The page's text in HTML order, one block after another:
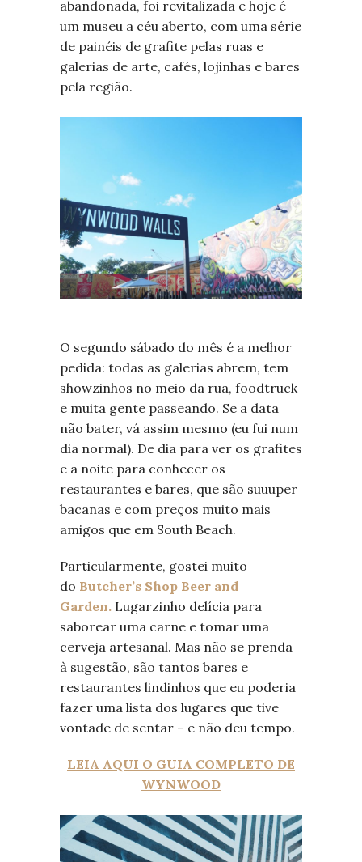
abandonada, foi revitalizada e hoje é
um museu a céu aberto, com uma série
de painéis de grafite pelas ruas e
galerias de arte, cafés, lojinhas e bares
pela região.
O segundo sábado do mês é a melhor
pedida: todas as galerias abrem, tem
showzinhos no meio da rua, foodtruck
e muita gente passeando. Se a data
não bater, vá assim mesmo (eu fui num
dia normal). De dia para ver os grafites
e a noite para conhecer os
restaurantes e bares, que são suuuper
bacanas e com preços muito mais
amigos que em South Beach.
Particularmente, gostei muito
do Butcher’s Shop Beer and
Garden. Lugarzinho delícia para
saborear uma carne e tomar uma
cerveja artesanal. Mas não se prenda
à sugestão, são tantos bares e
restaurantes lindinhos que eu poderia
fazer uma lista dos lugares que tive
vontade de sentar – e não deu tempo.
LEIA AQUI O GUIA COMPLETO DE
WYNWOOD